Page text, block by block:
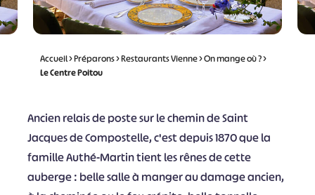
Accueil>Préparons>Restaurants Vienne>On mange où ?>
Le Centre Poitou
Ancien relais de poste sur le chemin de Saint
Jacques de Compostelle, c'est depuis 1870 que la
famille Authé-Martin tient les rênes de cette
auberge : belle salle à manger au damage ancien,